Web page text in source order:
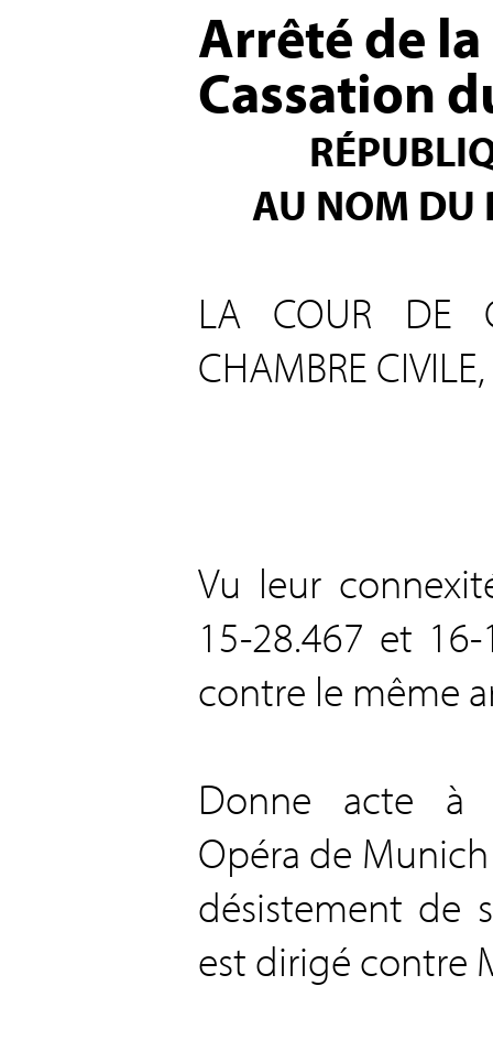
Arrêté de
Cassation
AU NOM DU
LA COUR DE
CHAMBRE
Vu leur
15-28.467 et
contre le même
Donne acte à
Opéra de
désistement de
est dirigé contre